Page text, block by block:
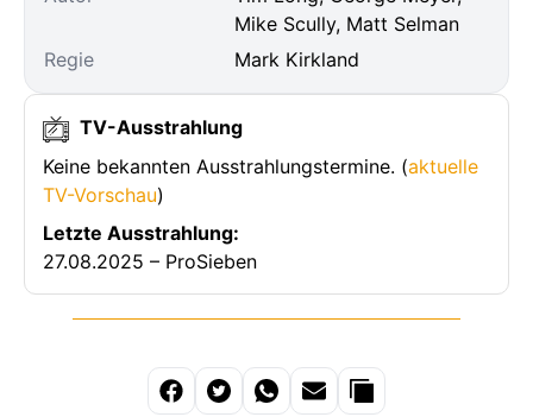
Mike Scully, Matt Selman
Regie
Mark Kirkland
TV-Ausstrahlung
Keine bekannten Ausstrahlungstermine. (aktuelle
TV-Vorschau)
Letzte Ausstrahlung:
27.08.2025 – ProSieben